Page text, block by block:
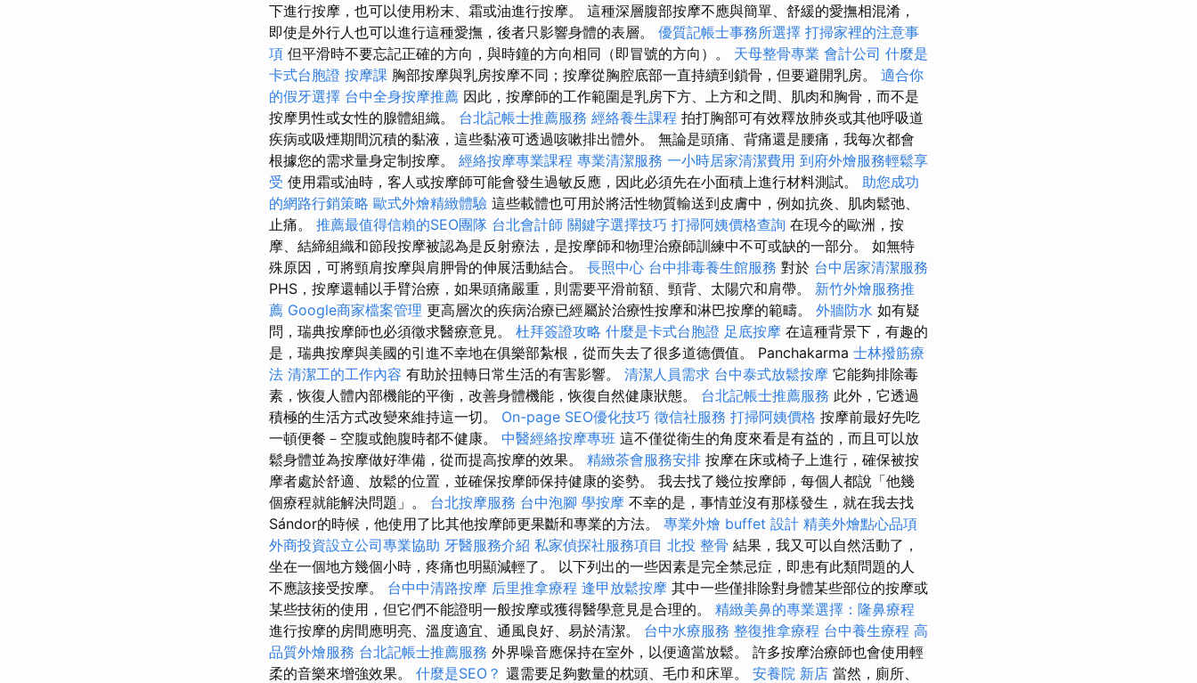
下進行按摩，也可以使用粉末、霜或油進行按摩。 這種深層腹部按摩不應與簡單、舒緩的愛撫相混淆，
即使是外行人也可以進行這種愛撫，後者只影響身體的表層。 優質記帳士事務所選擇 打掃家裡的注意事
項 但平滑時不要忘記正確的方向，與時鐘的方向相同（即冒號的方向）。 天母整骨專業 會計公司 什麼是
卡式台胞證 按摩課 胸部按摩與乳房按摩不同；按摩從胸腔底部一直持續到鎖骨，但要避開乳房。 適合你
的假牙選擇 台中全身按摩推薦 因此，按摩師的工作範圍是乳房下方、上方和之間、肌肉和胸骨，而不是
按摩男性或女性的腺體組織。 台北記帳士推薦服務 經絡養生課程 拍打胸部可有效釋放肺炎或其他呼吸道
疾病或吸煙期間沉積的黏液，這些黏液可透過咳嗽排出體外。 無論是頭痛、背痛還是腰痛，我每次都會
根據您的需求量身定制按摩。 經絡按摩專業課程 專業清潔服務 一小時居家清潔費用 到府外燴服務輕鬆享
受 使用霜或油時，客人或按摩師可能會發生過敏反應，因此必須先在小面積上進行材料測試。 助您成功
的網路行銷策略 歐式外燴精緻體驗 這些載體也可用於將活性物質輸送到皮膚中，例如抗炎、肌肉鬆弛、
止痛。 推薦最值得信賴的SEO團隊 台北會計師 關鍵字選擇技巧 打掃阿姨價格查詢 在現今的歐洲，按
摩、結締組織和節段按摩被認為是反射療法，是按摩師和物理治療師訓練中不可或缺的一部分。 如無特
殊原因，可將頸肩按摩與肩胛骨的伸展活動結合。 長照中心 台中排毒養生館服務 對於 台中居家清潔服務
PHS，按摩還輔以手臂治療，如果頭痛嚴重，則需要平滑前額、頸背、太陽穴和肩帶。 新竹外燴服務推
薦 Google商家檔案管理 更高層次的疾病治療已經屬於治療性按摩和淋巴按摩的範疇。 外牆防水 如有疑
問，瑞典按摩師也必須徵求醫療意見。 杜拜簽證攻略 什麼是卡式台胞證 足底按摩 在這種背景下，有趣的
是，瑞典按摩與美國的引進不幸地在俱樂部紮根，從而失去了很多道德價值。 Panchakarma 士林撥筋療
法 清潔工的工作內容 有助於扭轉日常生活的有害影響。 清潔人員需求 台中泰式放鬆按摩 它能夠排除毒
素，恢復人體內部機能的平衡，改善身體機能，恢復自然健康狀態。 台北記帳士推薦服務 此外，它透過
積極的生活方式改變來維持這一切。 On-page SEO優化技巧 徵信社服務 打掃阿姨價格 按摩前最好先吃
一頓便餐－空腹或飽腹時都不健康。 中醫經絡按摩專班 這不僅從衛生的角度來看是有益的，而且可以放
鬆身體並為按摩做好準備，從而提高按摩的效果。 精緻茶會服務安排 按摩在床或椅子上進行，確保被按
摩者處於舒適、放鬆的位置，並確保按摩師保持健康的姿勢。 我去找了幾位按摩師，每個人都說「他幾
個療程就能解決問題」。 台北按摩服務 台中泡腳 學按摩 不幸的是，事情並沒有那樣發生，就在我去找
Sándor的時候，他使用了比其他按摩師更果斷和專業的方法。 專業外燴 buffet 設計 精美外燴點心品項
外商投資設立公司專業協助 牙醫服務介紹 私家偵探社服務項目 北投 整骨 結果，我又可以自然活動了，
坐在一個地方幾個小時，疼痛也明顯減輕了。 以下列出的一些因素是完全禁忌症，即患有此類問題的人
不應該接受按摩。 台中中清路按摩 后里推拿療程 逢甲放鬆按摩 其中一些僅排除對身體某些部位的按摩或
某些技術的使用，但它們不能證明一般按摩或獲得醫學意見是合理的。 精緻美鼻的專業選擇：隆鼻療程
進行按摩的房間應明亮、溫度適宜、通風良好、易於清潔。 台中水療服務 整復推拿療程 台中養生療程 高
品質外燴服務 台北記帳士推薦服務 外界噪音應保持在室外，以便適當放鬆。 許多按摩治療師也會使用輕
柔的音樂來增強效果。 什麼是SEO？ 還需要足夠數量的枕頭、毛巾和床單。 安養院 新店 當然，廁所、